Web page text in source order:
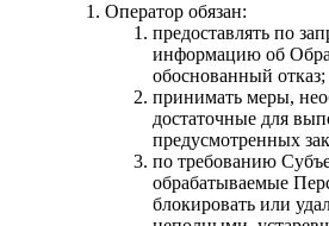
Оператор обязан:
предоставлять по
информацию об
обоснованный отказ;
принимать меры,
достаточные для
предусмотренных
по требованию
обрабатываемые
блокировать или